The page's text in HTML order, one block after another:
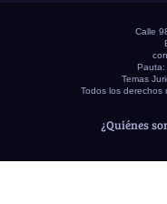
Calle
Pauta:
Temas
Todos los derechos
¿Quiénes